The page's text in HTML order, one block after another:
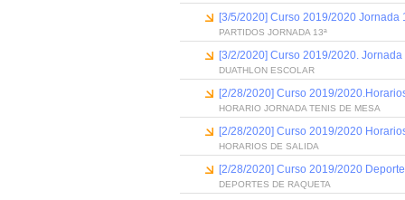
[3/5/2020] Curso 2019/2020
PARTIDOS JORNADA 13ª
[3/2/2020] Curso 2019/2020.
DUATHLON ESCOLAR
[2/28/2020] Curso 2019/
HORARIO JORNADA TENIS DE MESA
[2/28/2020] Curso 2019/2020
HORARIOS DE SALIDA
[2/28/2020] Curso 2019/2020
DEPORTES DE RAQUETA